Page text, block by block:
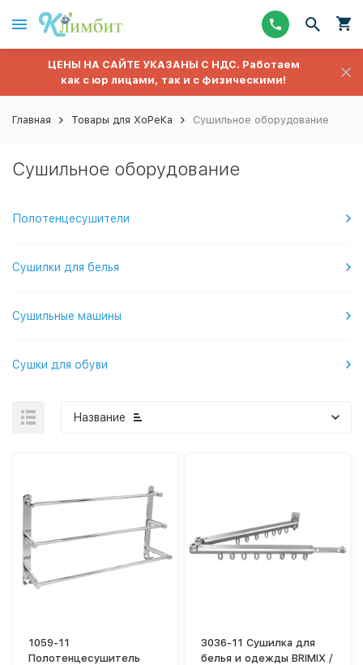
ЦЕНЫ НА САЙТЕ УКАЗАНЫ С НДС. Работаем
как с юр лицами, так и с физическими!
Главная Товары для ХоРеКа Сушильное оборудование
Сушильное оборудование
Полотенцесушители
Сушилки для белья
Сушильные машины
Сушки для обуви
Название
1059-11
Полотенцесушитель
3036-11 Сушилка для
белья и одежды BRIMIX /